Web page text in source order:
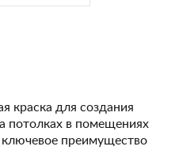
краска для создания
потолках в помещениях
ключевое преимущество